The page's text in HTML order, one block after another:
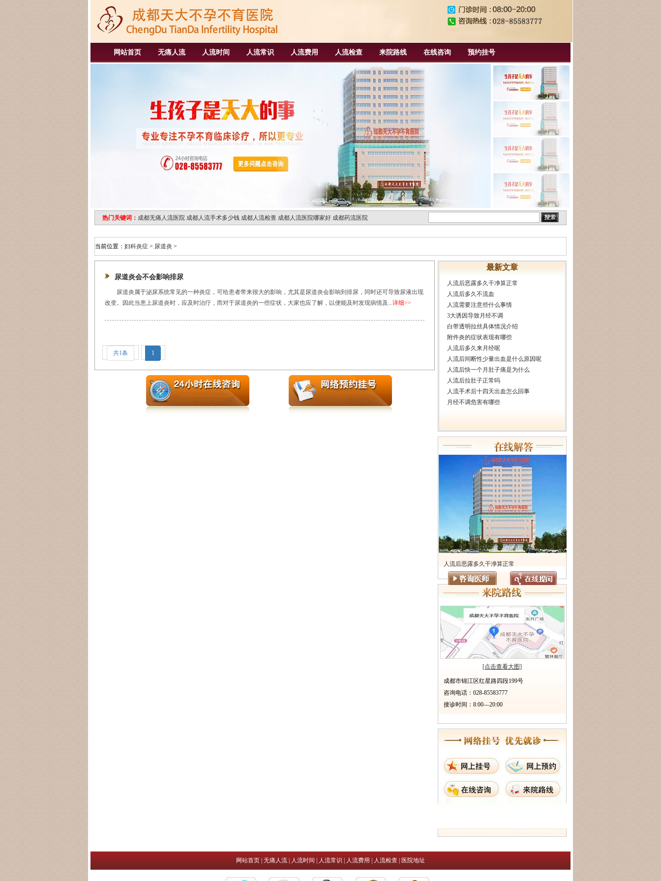
网站首页 无痛人流 人流时间 人流常识 人流费用 人流检查 来院路线 在线咨询 预约挂号
热门关键词： 成都无痛人流医院 成都人流手术多少钱 成都人流检查 成都人流医院哪家好 成都药流医院
当前位置： 妇科炎症 > 尿道炎 >
尿道炎会不会影响排尿
尿道炎属于泌尿系统常见的一种炎症，可给患者带来很大的影响，尤其是尿道炎会影响到排尿，同时还可导致尿液出现
改变。因此当患上尿道炎时，应及时治疗，而对于尿道炎的一些症状，大家也应了解，以便能及时发现病情及...详细>>
共1条 1
最新文章
人流后恶露多久干净算正常
人流后多久不流血
人流需要注意些什么事情
3大诱因导致月经不调
白带透明拉丝具体情况介绍
附件炎的症状表现有哪些
人流后多久来月经呢
人流后间断性少量出血是什么原因呢
人流后快一个月肚子痛是为什么
人流后拉肚子正常吗
人流手术后十四天出血怎么回事
月经不调危害有哪些
人流后恶露多久干净算正常
[点击查看大图]
成都市锦江区红星路四段199号
咨询电话：028-85583777
接诊时间：8:00—20:00
网站首页 无痛人流 人流时间 人流常识 人流费用 人流检查 医院地址